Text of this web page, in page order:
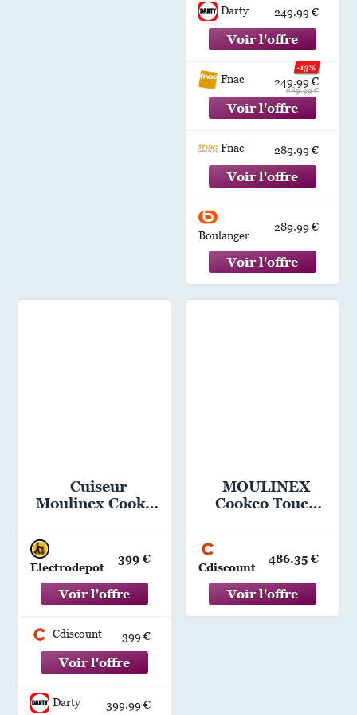
Darty 249.99 €
Fnac 249.99 €
-13%
289.99 €
Fnac 289.99 €
Boulanger
289.99 €
Cuiseur
Moulinex Cookeo
Electrodepot
399 €
Cdiscount 399 €
Darty 399.99 €
MOULINEX
Cookeo Touch
haute pression
Cuve 6 L 250
recettes +
Application
Moulinex
Cdiscount
486.35 €